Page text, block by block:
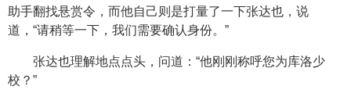
助手翻找悬赏令，而他自己则是打量了一下张达也，说
道，“请稍等一下，我们需要确认身份。”
张达也理解地点点头，问道：“他刚刚称呼您为库洛少
校？”